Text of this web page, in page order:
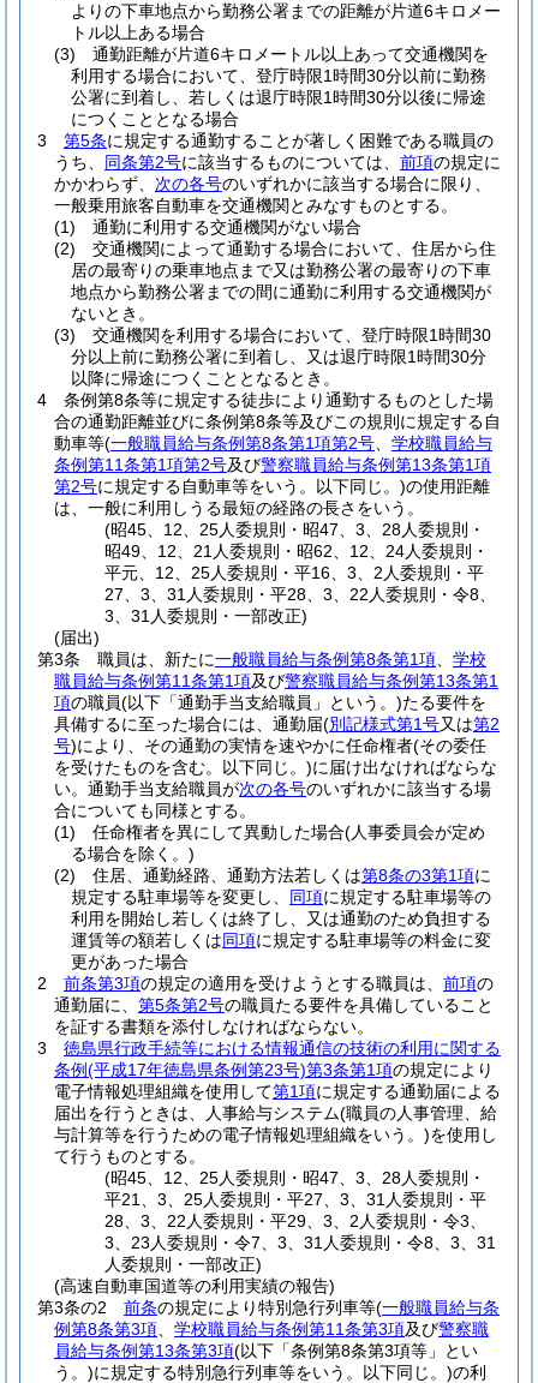
よりの下車地点から勤務公署までの距離が片道6キロメー
トル以上ある場合
(3)
通勤距離が片道6キロメートル以上あって交通機関を
利用する場合において、登庁時限1時間30分以前に勤務
公署に到着し、若しくは退庁時限1時間30分以後に帰途
につくこととなる場合
3
第5条に規定する通勤することが著しく困難である職員の
うち、 同条第2号に該当するものについては、 前項の規定に
かかわらず、 次の各号のいずれかに該当する場合に限り、
一般乗用旅客自動車を交通機関とみなすものとする。
(1)
通勤に利用する交通機関がない場合
(2)
交通機関によって通勤する場合において、住居から住
居の最寄りの乗車地点まで又は勤務公署の最寄りの下車
地点から勤務公署までの間に通勤に利用する交通機関が
ないとき。
(3)
交通機関を利用する場合において、登庁時限1時間30
分以上前に勤務公署に到着し、又は退庁時限1時間30分
以降に帰途につくこととなるとき。
4
条例第8条等に規定する徒歩により通勤するものとした場
合の通勤距離並びに条例第8条等及びこの規則に規定する自
動車等(一般職員給与条例第8条第1項第2号
学校職員給与
条例第11条第1項第2号及び警察職員給与条例第13条第1項
第2号に規定する自動車等をいう。以下同じ。)の使用距離
は、一般に利用しうる最短の経路の長さをいう。
(昭45、12、25人委規則・昭47、3、28人委規則・
昭49、12、21人委規則・昭62、12、24人委規則・
平元、12、25人委規則・平16、3、2人委規則・平
27、3、31人委規則・平28、3、22人委規則・令8、
3、31人委規則・一部改正)
(届出)
第3条
職員は、新たに一般職員給与条例第8条第1項
学校
職員給与条例第11条第1項及び警察職員給与条例第13条第1
項の職員(以下「通勤手当支給職員」という。)たる要件を
具備するに至った場合には、通勤届(別記様式第1号又は第2
号)により、その通勤の実情を速やかに任命権者(その委任
を受けたものを含む。以下同じ。)に届け出なければならな
い。 通勤手当支給職員が次の各号のいずれかに該当する場
合についても同様とする。
(1)
任命権者を異にして異動した場合(人事委員会が定め
る場合を除く。)
(2)
住居、通勤経路、通勤方法若しくは第8条の3第1項に
規定する駐車場等を変更し、 同項に規定する駐車場等の
利用を開始し若しくは終了し、又は通勤のため負担する
運賃等の額若しくは同項に規定する駐車場等の料金に変
更があった場合
2
前条第3項の規定の適用を受けようとする職員は、 前項の
通勤届に、 第5条第2号の職員たる要件を具備していること
を証する書類を添付しなければならない。
3
徳島県行政手続等における情報通信の技術の利用に関する
条例(平成17年徳島県条例第23号)第3条第1項の規定により
電子情報処理組織を使用して第1項に規定する通勤届による
届出を行うときは、人事給与システム(職員の人事管理、給
与計算等を行うための電子情報処理組織をいう。)を使用し
て行うものとする。
(昭45、12、25人委規則・昭47、3、28人委規則・
平21、3、25人委規則・平27、3、31人委規則・平
28、3、22人委規則・平29、3、2人委規則・令3、
3、23人委規則・令7、3、31人委規則・令8、3、31
人委規則・一部改正)
(高速自動車国道等の利用実績の報告)
第3条の2
前条の規定により特別急行列車等(一般職員給与条
例第8条第3項
学校職員給与条例第11条第3項及び警察職
員給与条例第13条第3項(以下「条例第8条第3項等」とい
う。)に規定する特別急行列車等をいう。以下同じ。)の利